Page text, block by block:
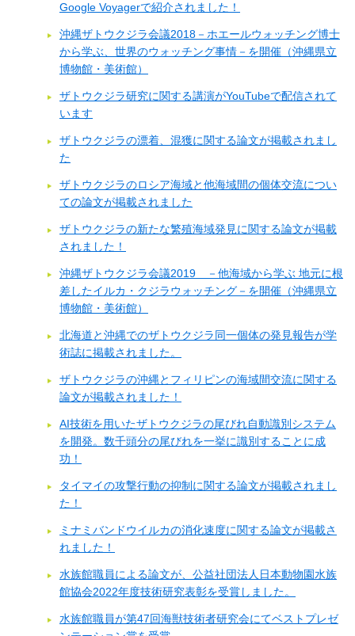
Google Voyagerで紹介されました！
沖縄ザトウクジラ会議2018－ホエールウォッチング博士
から学ぶ、世界のウォッチング事情－を開催（沖縄県立
博物館・美術館）
ザトウクジラ研究に関する講演がYouTubeで配信されて
います
ザトウクジラの漂着、混獲に関する論文が掲載されまし
た
ザトウクジラのロシア海域と他海域間の個体交流につい
ての論文が掲載されました
ザトウクジラの新たな繁殖海域発見に関する論文が掲載
されました！
沖縄ザトウクジラ会議2019 －他海域から学ぶ 地元に根
差したイルカ・クジラウォッチング－を開催（沖縄県立
博物館・美術館）
北海道と沖縄でのザトウクジラ同一個体の発見報告が学
術誌に掲載されました。
ザトウクジラの沖縄とフィリピンの海域間交流に関する
論文が掲載されました！
AI技術を用いたザトウクジラの尾びれ自動識別システム
を開発。数千頭分の尾びれを一挙に識別することに成
功！
タイマイの攻撃行動の抑制に関する論文が掲載されまし
た！
ミナミバンドウイルカの消化速度に関する論文が掲載さ
れました！
水族館職員による論文が、公益社団法人日本動物園水族
館協会2022年度技術研究表彰を受賞しました。
水族館職員が第47回海獣技術者研究会にてベストプレゼ